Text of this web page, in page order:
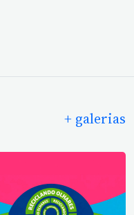
+ galerias